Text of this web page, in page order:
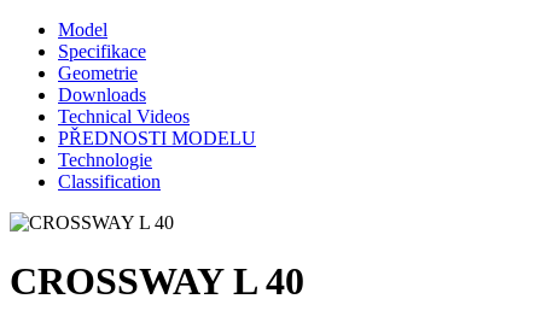
Model
Specifikace
Geometrie
Downloads
Technical Videos
PŘEDNOSTI MODELU
Technologie
Classification
CROSSWAY L 40